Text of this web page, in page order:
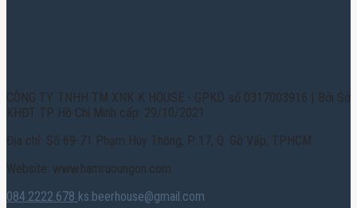
CÔNG TY TNHH TM XNK K HOUSE - GPKD số 0317003916 | Bởi Sở
KHĐT TP. Hồ Chí Minh cấp: 29/10/2021
Địa chỉ: Số 69-71 Phạm Huy Thông, P. 17, Q. Gò Vấp, TPHCM
Website: www.hamruoungon.com
084.2222.678 ks.beerhouse@gmail.com